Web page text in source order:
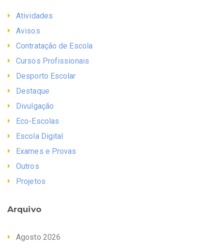
Atividades
Avisos
Contratação de Escola
Cursos Profissionais
Desporto Escolar
Destaque
Divulgação
Eco-Escolas
Escola Digital
Exames e Provas
Outros
Projetos
Arquivo
Agosto 2026